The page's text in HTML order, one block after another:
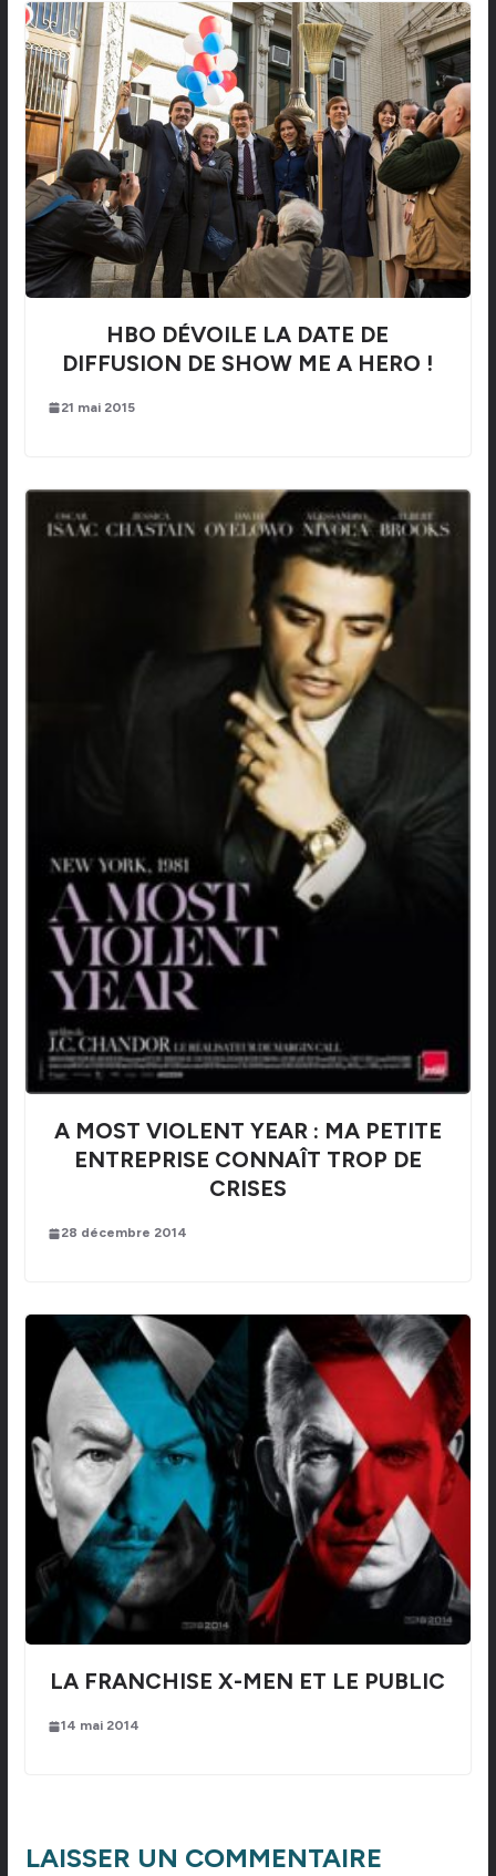
HBO DÉVOILE LA DATE DE
DIFFUSION DE SHOW ME A HERO !
21 mai 2015
A MOST VIOLENT YEAR : MA PETITE
ENTREPRISE CONNAÎT TROP DE
CRISES
28 décembre 2014
LA FRANCHISE X-MEN ET LE PUBLIC
14 mai 2014
LAISSER UN COMMENTAIRE